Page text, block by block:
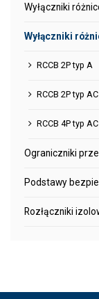
Wyłączniki
Wyłączniki
RCCB 2P typ A
RCCB 2P typ AC
RCCB 4P typ AC
Ograniczniki
Podstawy
Rozłączniki